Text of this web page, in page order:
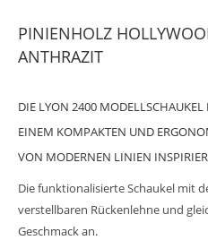
PINIENHOLZ
ANTHRAZIT
DIE LYON 2400 MODELLSCHAUKEL
EINEM KOMPAKTEN UND
VON MODERNEN LINIEN
Die funktionalisierte Schaukel mit
verstellbaren Rückenlehne und
Geschmack an.